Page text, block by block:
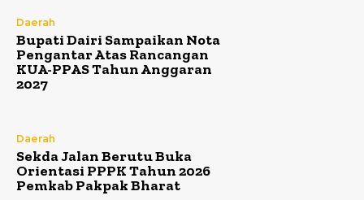
Daerah
Bupati Dairi Sampaikan Nota
Pengantar Atas Rancangan
KUA-PPAS Tahun Anggaran
2027
Daerah
Sekda Jalan Berutu Buka
Orientasi PPPK Tahun 2026
Pemkab Pakpak Bharat